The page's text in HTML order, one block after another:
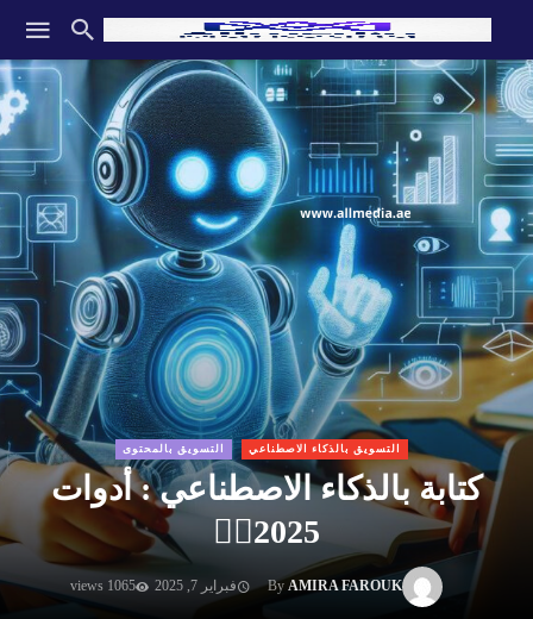
التسويق بالذكاء الاصطناعي التسويق بالمحتوى
كتابة بالذكاء الاصطناعي : أدوات
2025✍🏻
By AMIRA FAROUK فبراير 7, 2025 1065 views